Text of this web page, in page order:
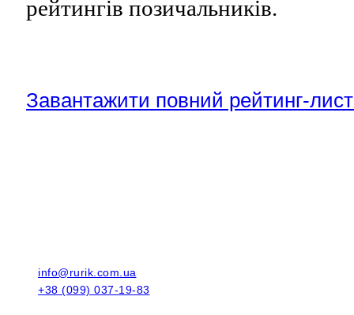
рейтингів позичальників.
Завантажити повний рейтинг-
info@rurik.com.ua
+38 (099) 037-19-83